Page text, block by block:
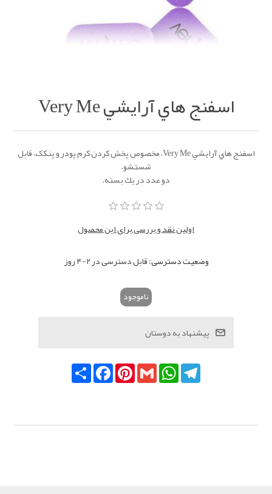
اسفنج هاي آرايشي Very Me
اسفنج هاي آرايشي Very Me، مخصوص پخش كردن كرم پودر و پنکک، قابل
شستشو.
دو عدد در يك بسته.
اولین نقد و بررسی برای این محصول
وضعیت دسترسی:قابل دسترسی در 2-4 روز
ناموجود
اشتراکFacebookPinterestGmail
WhatsAppTelegram